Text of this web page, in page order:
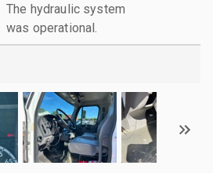
The hydraulic system
was operational.